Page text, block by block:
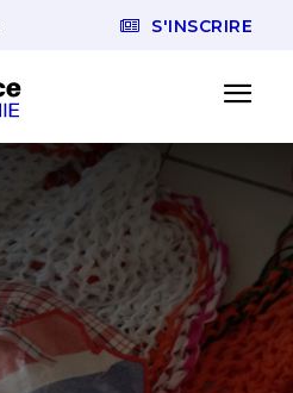
S'INSCRIRE